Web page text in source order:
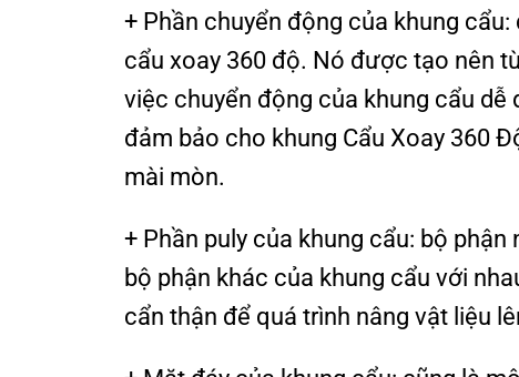
+ Phần chuyển động của khung
cẩu xoay 360 độ. Nó được tạo nên
việc chuyển động của khung cẩu
đảm bảo cho khung Cẩu Xoay 360
mài mòn.
+ Phần puly của khung cẩu: bộ
bộ phận khác của khung cẩu với
cẩn thận để quá trình nâng vật liệu